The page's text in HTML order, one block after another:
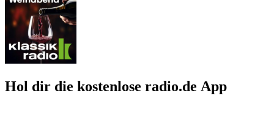
Hol dir die kostenlose radio.de App